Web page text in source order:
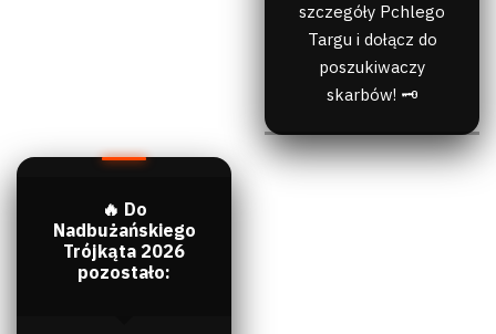
szczegóły Pchlego
Targu i dołącz do
poszukiwaczy
skarbów! 🗝️
🔥 Do
Nadbużańskiego
Trójkąta 2026
pozostało: